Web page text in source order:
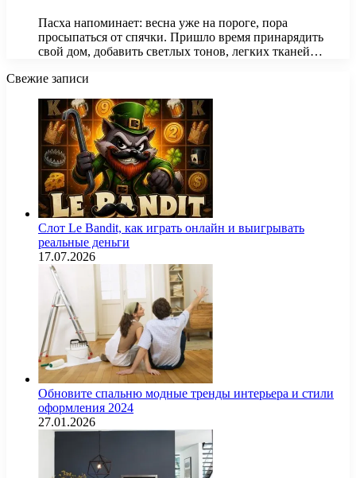
Пасха напоминает: весна уже на пороге, пора
просыпаться от спячки. Пришло время принарядить
свой дом, добавить светлых тонов, легких тканей…
Свежие записи
Слот Le Bandit, как играть онлайн и выигрывать
реальные деньги
17.07.2026
Обновите спальню модные тренды интерьера и стили
оформления 2024
27.01.2026